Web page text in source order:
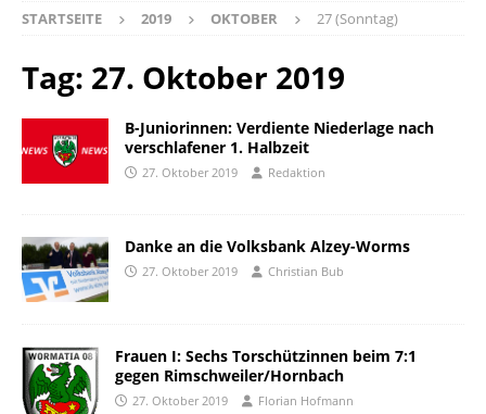
STARTSEITE 2019 OKTOBER 27 (Sonntag)
Tag: 27. Oktober 2019
B-Juniorinnen: Verdiente Niederlage nach
verschlafener 1. Halbzeit
27. Oktober 2019 Redaktion
Danke an die Volksbank Alzey-Worms
27. Oktober 2019 Christian Bub
Frauen I: Sechs Torschützinnen beim 7:1
gegen Rimschweiler/Hornbach
27. Oktober 2019 Florian Hofmann